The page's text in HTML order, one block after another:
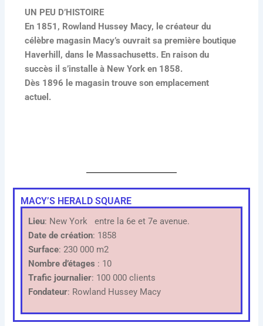
UN PEU D’HISTOIRE
En 1851, Rowland Hussey Macy, le créateur du
célèbre magasin Macy’s ouvrait sa première boutique
Haverhill, dans le Massachusetts. En raison du
succès il s’installe à New York en 1858.
Dès 1896 le magasin trouve son emplacement
actuel.
MACY’S HERALD SQUARE
Lieu: New York entre la 6e et 7e avenue.
Date de création: 1858
Surface: 230 000 m2
Nombre d’étages : 10
Trafic journalier: 100 000 clients
Fondateur: Rowland Hussey Macy